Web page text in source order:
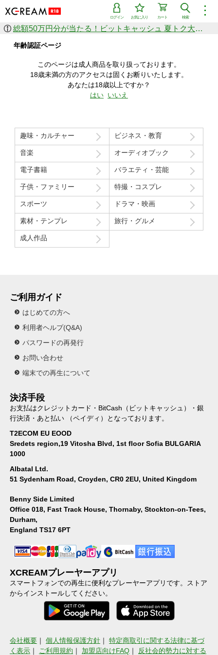
︙
検索
カート
お気に入り
ログイン
作品を探す
ジャンル
シリーズ
人気のセール中商品
新着セール中商品
すべての作品から探す
価格の安い順
価格の高い順
月間ランキング
年間ランキング
総額50万円分が当たる！ビットキャッシュ 夏トク大感謝祭
年齢認証ページ
このページは成人商品を取り扱っております。
18歳未満の方のアクセスは固くお断りいたします。
あなたは18歳以上ですか？
はい いいえ
趣味・カルチャー ビジネス・教育
音楽 オーディオブック
電子書籍 バラエティ・芸能
子供・ファミリー 特撮・コスプレ
スポーツ ドラマ・映画
素材・テンプレ 旅行・グルメ
成人作品
ご利用ガイド
はじめての方へ
利用者ヘルプ(Q&A)
パスワードの再発行
お問い合わせ
端末での再生について
決済手段
お支払はクレジットカード・BitCash（ビットキャッシュ）・銀
行決済・あと払い （ペイディ）となっております。
T2ECOM EU EOOD
Sredets region,19 Vitosha Blvd, 1st floor Sofia BULGARIA
1000
Albatal Ltd.
51 Sydenham Road, Croyden, CR0 2EU, United Kingdom
Benny Side Limited
Office 018, Fast Track House, Thornaby, Stockton-on-Tees,
Durham,
England TS17 6PT
XCREAMプレーヤーアプリ
スマートフォンでの再生に便利なプレーヤーアプリです。ストア
からインストールしてください。
会社概要 ｜ 個人情報保護方針 ｜ 特定商取引に関する法律に基づ
く表示 ｜ ご利用規約 ｜ 加盟店向けFAQ ｜ 反社会的勢力に対する